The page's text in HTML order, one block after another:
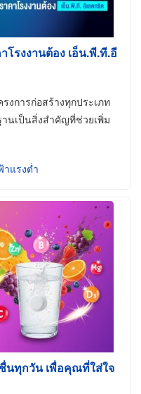
รงงานต้อง เอ็น.พี.ที.อี
งการก่อสร้างทุกประเภท
นเป็นสิ่งสำคัญที่ช่วยเพิ่ม
แรงต่ำ
นทุกวัน เพื่อคุณที่ใส่ใจ